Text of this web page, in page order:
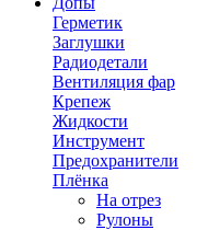
Герметик
Заглушки
Радиодетали
Вентиляция фар
Крепеж
Жидкости
Инструмент
Предохранители
Плёнка
На отрез
Рулоны